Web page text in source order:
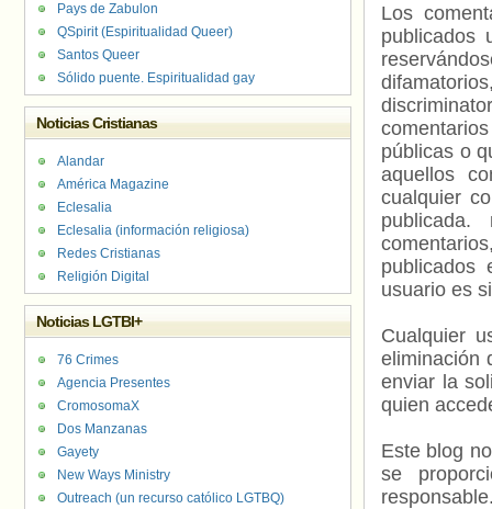
Los
publicados
públicas o
aquellos
cualquier
usuario es
Cualquier
eliminación
enviar la
quien
Este blog
se
Pays de Zabulon
QSpirit (Espiritualidad Queer)
Santos Queer
Sólido puente. Espiritualidad gay
Noticias Cristianas
Alandar
América Magazine
Eclesalia
Eclesalia (información religiosa)
Redes Cristianas
Religión Digital
Noticias LGTBI+
76 Crimes
Agencia Presentes
CromosomaX
Dos Manzanas
Gayety
New Ways Ministry
Outreach (un recurso católico LGTBQ)